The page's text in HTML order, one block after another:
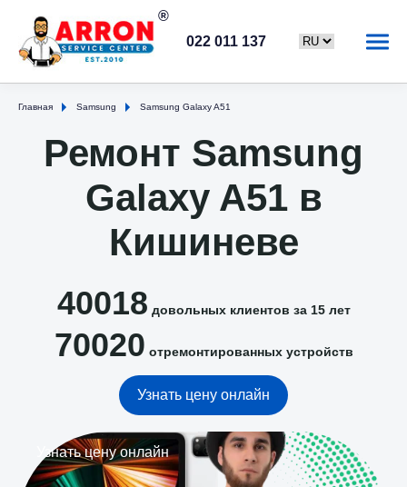
022 011 137
Главная Samsung Samsung Galaxy A51
Ремонт Samsung
Galaxy A51 в
Кишиневе
40018 довольных клиентов за 15 лет
70020 отремонтированных устройств
Узнать цену онлайн
Узнать цену онлайн